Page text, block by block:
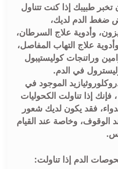
طبيبك إذا كنت تتناول
ضغط الدم لديك،
وأدوية علاج السرطان،
علاج التهاب المفاصل،
وراتنجات كوليستيبول
في الدم.
الموجود في
فإنك إذا تناولت الكحوليات
الدواء، فقد يكون لديك شعور
الوقوف، وخاصة عند القيام
الدم إذا تناولت: